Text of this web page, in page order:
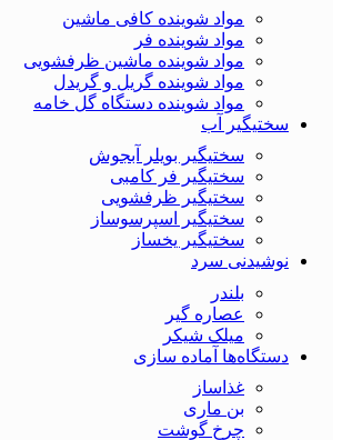
مواد شوینده کافی ماشین
مواد شوینده فر
مواد شوینده ماشین ظرفشویی
مواد شوینده گریل و گریدل
مواد شوینده دستگاه گل خامه
سختیگیر آب
سختیگیر بویلر آبجوش
سختیگیر فر کامبی
سختیگیر ظرفشویی
سختیگیر اسپرسوساز
سختیگیر یخساز
نوشیدنی سرد
بلندر
عصاره گیر
میلک شیکر
دستگاه‌ها آماده سازی
غذاساز
بن ماری
چرخ گوشت